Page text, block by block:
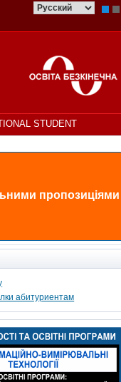
STUDENT
пропозиціями
абитуриентам